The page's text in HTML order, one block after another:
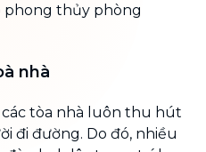
phong thủy phòng
nhà
các tòa nhà luôn thu hút
đi đường. Do đó, nhiều